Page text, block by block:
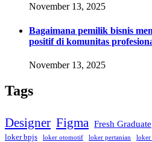
November 13, 2025
Bagaimana pemilik bisnis
positif di komunitas
November 13, 2025
Tags
Designer Figma Fresh Graduate
loker bpjs loker otomotif loker pertanian loker